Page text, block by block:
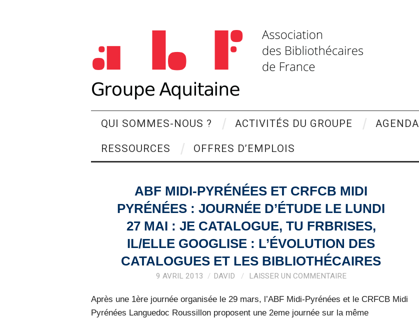
QUI SOMMES-NOUS ? ACTIVITÉS DU GROUPE AGENDA
RESSOURCES OFFRES D’EMPLOIS
ABF MIDI-PYRÉNÉES ET CRFCB MIDI
PYRÉNÉES : JOURNÉE D’ÉTUDE LE LUNDI
27 MAI : JE CATALOGUE, TU FRBRISES,
IL/ELLE GOOGLISE : L’ÉVOLUTION DES
CATALOGUES ET LES BIBLIOTHÉCAIRES
9 AVRIL 2013 DAVID LAISSER UN COMMENTAIRE
Après une 1ère journée organisée le 29 mars, l’ABF Midi-Pyrénées et le CRFCB Midi
Pyrénées Languedoc Roussillon proposent une 2eme journée sur la même